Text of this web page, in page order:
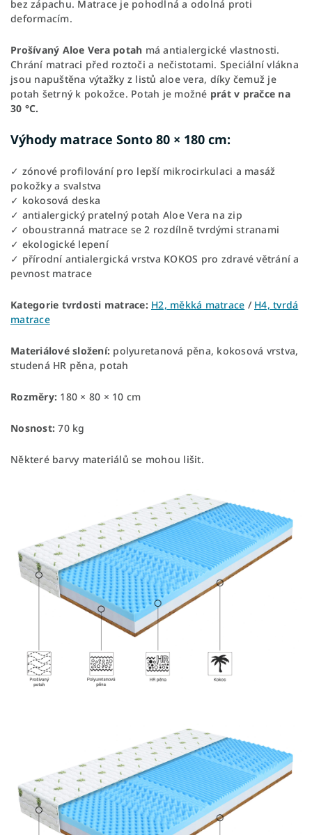
bez zápachu. Matrace je pohodlná a odolná proti
deformacím.
Prošívaný Aloe Vera potah má antialergické vlastnosti.
Chrání matraci před roztoči a nečistotami. Speciální vlákna
jsou napuštěna výtažky z listů aloe vera, díky čemuž je
potah šetrný k pokožce. Potah je možné prát v pračce na
30 °C.
Výhody matrace Sonto 80 × 180 cm:
✓ zónové profilování pro lepší mikrocirkulaci a masáž
pokožky a svalstva
✓ kokosová deska
✓ antialergický pratelný potah Aloe Vera na zip
✓ oboustranná matrace se 2 rozdílně tvrdými stranami
✓ ekologické lepení
✓ přírodní antialergická vrstva KOKOS pro zdravé větrání a
pevnost matrace
Kategorie tvrdosti matrace: H2, měkká matrace / H4, tvrdá
matrace
Materiálové složení: polyuretanová pěna, kokosová vrstva,
studená HR pěna, potah
Rozměry: 180 × 80 × 10 cm
Nosnost: 70 kg
Některé barvy materiálů se mohou lišit.